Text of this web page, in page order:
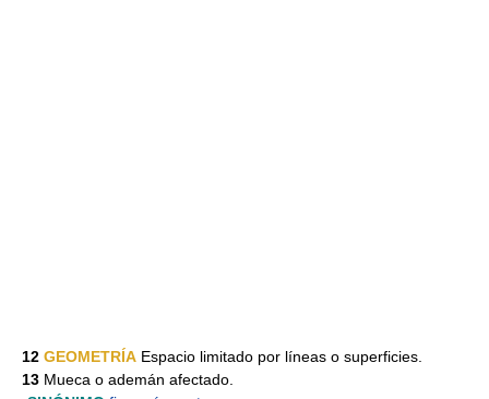
12 GEOMETRÍA Espacio limitado por líneas o superficies.
13 Mueca o ademán afectado.